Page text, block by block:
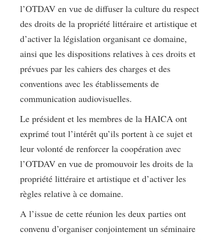
l’OTDAV en vue de diffuser la culture du respect
des droits de la propriété littéraire et artistique et
d’activer la législation organisant ce domaine,
ainsi que les dispositions relatives à ces droits et
prévues par les cahiers des charges et des
conventions avec les établissements de
communication audiovisuelles.
Le président et les membres de la HAICA ont
exprimé tout l’intérêt qu’ils portent à ce sujet et
leur volonté de renforcer la coopération avec
l’OTDAV en vue de promouvoir les droits de la
propriété littéraire et artistique et d’activer les
règles relative à ce domaine.
A l’issue de cette réunion les deux parties ont
convenu d’organiser conjointement un séminaire